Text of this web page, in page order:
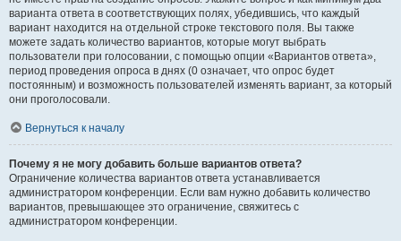
варианта ответа в соответствующих полях, убедившись, что каждый
вариант находится на отдельной строке текстового поля. Вы также
можете задать количество вариантов, которые могут выбрать
пользователи при голосовании, с помощью опции «Вариантов ответа»,
период проведения опроса в днях (0 означает, что опрос будет
постоянным) и возможность пользователей изменять вариант, за который
они проголосовали.
Вернуться к началу
Почему я не могу добавить больше вариантов ответа?
Ограничение количества вариантов ответа устанавливается
администратором конференции. Если вам нужно добавить количество
вариантов, превышающее это ограничение, свяжитесь с
администратором конференции.